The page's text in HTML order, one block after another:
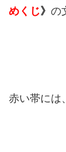
めくじ》 の
赤い帯には